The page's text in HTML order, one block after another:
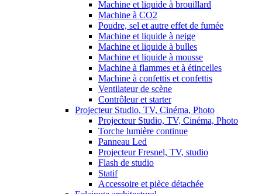
Machine et liquide à brouillard
Machine à CO2
Poudre, sel et autre effet de fumée
Machine et liquide à neige
Machine et liquide à bulles
Machine et liquide à mousse
Machine à flammes et à étincelles
Machine à confettis et confettis
Ventilateur de scène
Contrôleur et starter
Projecteur Studio, TV, Cinéma, Photo
Projecteur Studio, TV, Cinéma, Photo
Torche lumière continue
Panneau Led
Projecteur Fresnel, TV, studio
Flash de studio
Statif
Accessoire et pièce détachée